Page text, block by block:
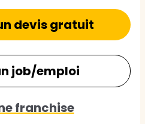
devis gratuit
job/emploi
franchise